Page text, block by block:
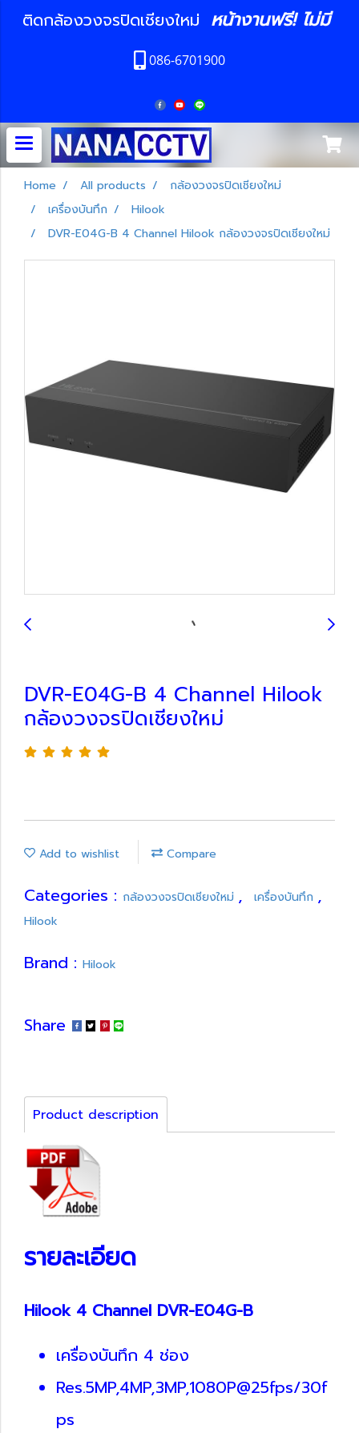
ติดกล้องวงจรปิดเชียงใหม่ หน้างานฟรี! ไม่มี
086-6701900
Home All products
กล้องวงจรปิดเชียงใหม่
เครื่องบันทึก
Hilook
DVR-E04G-B 4 Channel Hilook กล้องวงจรปิดเชียงใหม่
DVR-E04G-B 4 Channel Hilook
กล้องวงจรปิดเชียงใหม่
Add to wishlist Compare
Categories : กล้องวงจรปิดเชียงใหม่ , เครื่องบันทึก ,
Hilook
Brand : Hilook
Share
Product description
รายละเอียด
Hilook 4 Channel DVR-E04G-B
เครื่องบันทึก 4 ช่อง
Res.5MP,4MP,3MP,1080P@25fps/30f
ps